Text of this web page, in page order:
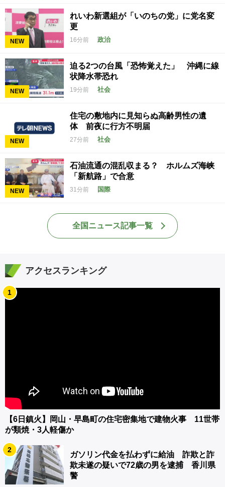
NEW
れいわ新選組が「いのちの党」に党名変
更
16分前 政治
NEW
迫る2つの台風「恐怖覚えた」 沖縄に線
状降水帯恐れ
19分前 社会
NEW
住宅の敷地内に見知らぬ高齢男性の遺
体 前夜に行方不明届
27分前 社会
NEW
石油流通の混乱収まる？ ホルムズ海峡
「新航路」で合意
31分前 国際
全国ニュース記事一覧
アクセスランキング
1
【6日鎮火】岡山・早島町の住宅密集地で建物火事 11世帯
が類焼・3人軽傷か
2
ガソリン代金を払わずに給油 詐欺と詐
欺未遂の疑いで72歳の男を逮捕 香川県
警